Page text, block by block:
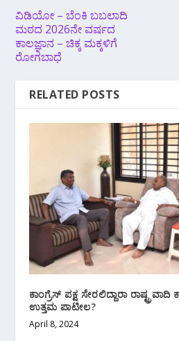
ವಿಡಿಯೋ‌ – ಬೆಂಕಿ ಬಬಲಾದಿ
ಮಠದ 2026ನೇ ವರ್ಷದ
ಕಾಲಜ್ಞಾನ – ಚಿಕ್ಕ ಮಕ್ಕಳಿಗೆ
ರೋಗಬಾಧೆ
RELATED POSTS
ಕಾಂಗ್ರೆಸ್ ಪಕ್ಷ ಸೇರಲಿದ್ದಾರಾ
ಉತ್ತಮ ಪಾಟೀಲ?
April 8, 2024